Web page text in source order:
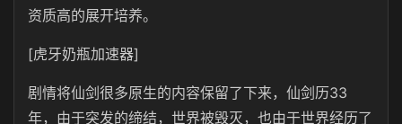
资质高的展开培养。
[虎牙奶瓶加速器]
剧情将仙剑很多原生的内容保留了下来，仙剑历33
年，由于突发的缔结，世界被毁灭，也由于世界经历了